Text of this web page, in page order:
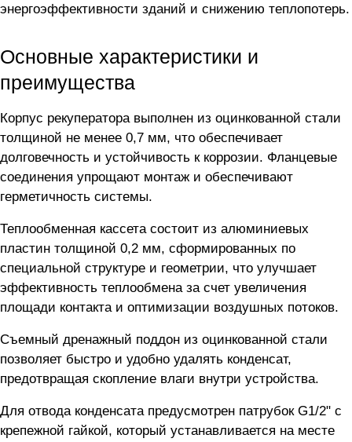
энергоэффективности зданий и снижению теплопотерь.
Основные характеристики и
преимущества
Корпус рекуператора выполнен из оцинкованной стали
толщиной не менее 0,7 мм, что обеспечивает
долговечность и устойчивость к коррозии. Фланцевые
соединения упрощают монтаж и обеспечивают
герметичность системы.
Теплообменная кассета состоит из алюминиевых
пластин толщиной 0,2 мм, сформированных по
специальной структуре и геометрии, что улучшает
эффективность теплообмена за счет увеличения
площади контакта и оптимизации воздушных потоков.
Съемный дренажный поддон из оцинкованной стали
позволяет быстро и удобно удалять конденсат,
предотвращая скопление влаги внутри устройства.
Для отвода конденсата предусмотрен патрубок G1/2" с
крепежной гайкой, который устанавливается на месте